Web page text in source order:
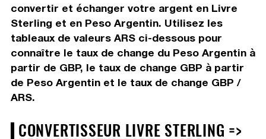
convertir et échanger votre argent en Livre
Sterling et en Peso Argentin. Utilisez les
tableaux de valeurs ARS ci-dessous pour
connaître le taux de change du Peso Argentin à
partir de GBP, le taux de change GBP à partir
de Peso Argentin et le taux de change GBP /
ARS.
CONVERTISSEUR LIVRE STERLING =>